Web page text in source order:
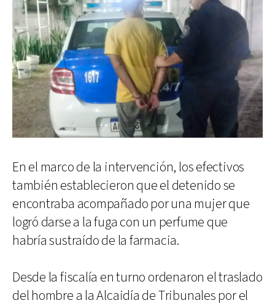
En el marco de la intervención, los efectivos
también establecieron que el detenido se
encontraba acompañado por una mujer que
logró darse a la fuga con un perfume que
habría sustraído de la farmacia.
Desde la fiscalía en turno ordenaron el traslado
del hombre a la Alcaidía de Tribunales por el